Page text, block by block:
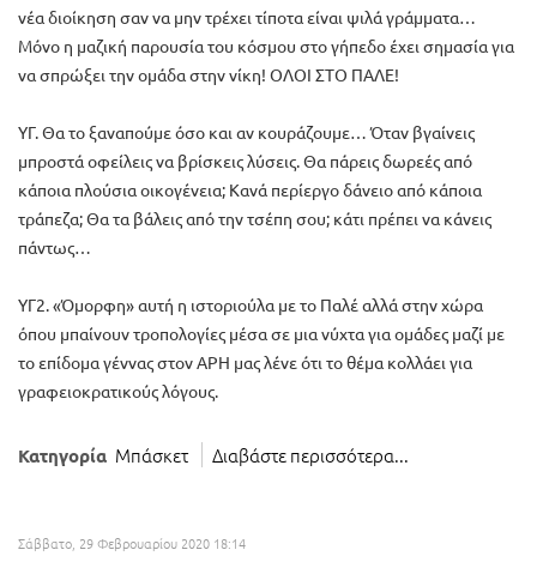
νέα διοίκηση σαν να μην τρέχει τίποτα είναι ψιλά γράμματα…
Μόνο η μαζική παρουσία του κόσμου στο γήπεδο έχει σημασία για
να σπρώξει την ομάδα στην νίκη! ΟΛΟΙ ΣΤΟ ΠΑΛΕ!
ΥΓ. Θα το ξαναπούμε όσο και αν κουράζουμε… Όταν βγαίνεις
μπροστά οφείλεις να βρίσκεις λύσεις. Θα πάρεις δωρεές από
κάποια πλούσια οικογένεια; Κανά περίεργο δάνειο από κάποια
τράπεζα; Θα τα βάλεις από την τσέπη σου; κάτι πρέπει να κάνεις
πάντως…
ΥΓ2. «Όμορφη» αυτή η ιστοριούλα με το Παλέ αλλά στην χώρα
όπου μπαίνουν τροπολογίες μέσα σε μια νύχτα για ομάδες μαζί με
το επίδομα γέννας στον ΑΡΗ μας λένε ότι το θέμα κολλάει για
γραφειοκρατικούς λόγους.
Κατηγορία Μπάσκετ Διαβάστε περισσότερα...
Σάββατο, 29 Φεβρουαρίου 2020 18:14